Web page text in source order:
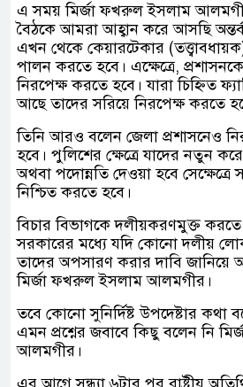
এ সময় মির্জা ফখরুল ইসলাম
বৈঠকে আমরা আহ্বান করে আসছি
এখন থেকে কেয়ারটেকার
পালন করতে হবে। এক্ষেত্রে,
নিরপেক্ষ করতে হবে। যারা চিহ্নিত
আছে তাদের সরিয়ে নিরপেক্ষ করতে
তিনি আরও বলেন জেলা প্রশাসনেও
হবে। পুলিশের ক্ষেত্রে যাদের নতুন
অথবা পদোন্নতি দেওয়া হবে সেক্ষেত্রে
নিশ্চিত করতে হবে।
বিচার বিভাগকে দলীয়করণমুক্ত
সরকারের মধ্যে যদি কোনো দলীয়
তাদের অপসারণ করার দাবি জানিয়ে
মির্জা ফখরুল ইসলাম আলমগীর।
তবে কোনো সুনির্দিষ্ট উপদেষ্টার কথা
এমন প্রশ্নের জবাবে কিছু বলেন নি
আলমগীর।